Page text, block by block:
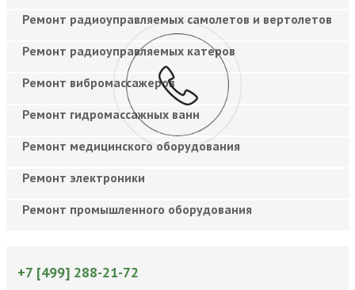
Ремонт радиоуправляемых самолетов и вертолетов
Ремонт радиоуправляемых катеров
Ремонт вибромассажеров
Ремонт гидромассажных ванн
Ремонт медицинского оборудования
Ремонт электроники
Ремонт промышленного оборудования
+7 [499] 288-21-72